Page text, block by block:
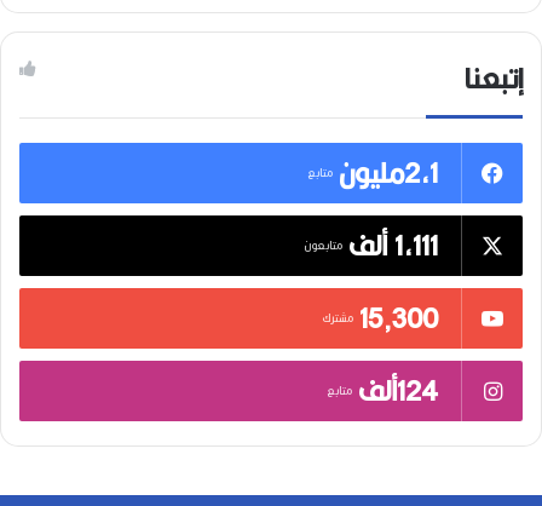
إتبعنا
2,1مليون
متابع
1,111 ألف متابعون
15٬300 مشترك
124ألف متابع